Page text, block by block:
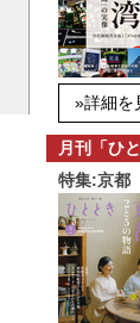
»詳細を
月刊「ひ
特集:京都